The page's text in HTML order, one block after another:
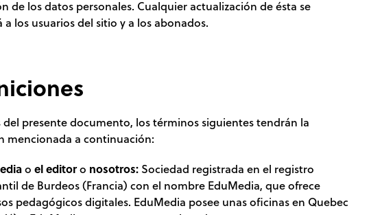
de los datos personales. Cualquier actualización de ésta se
los usuarios del sitio y a los abonados.
del presente documento, los términos siguientes tendrán la
mencionada a continuación:
o el editoro nosotros:Sociedad registrada en el registro
de Burdeos (Francia) con el nombre EduMedia, que ofrece
pedagógicos digitales. EduMedia posee unas oficinas en Quebec